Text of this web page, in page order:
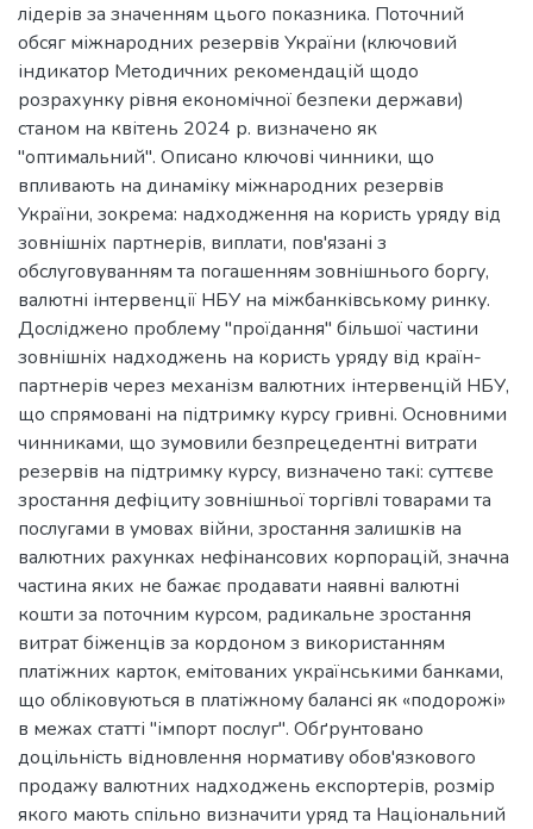
лідерів за значенням цього показника. Поточний
обсяг міжнародних резервів України (ключовий
індикатор Методичних рекомендацій щодо
розрахунку рівня економічної безпеки держави)
станом на квітень 2024 р. визначено як
"оптимальний". Описано ключові чинники, що
впливають на динаміку міжнародних резервів
України, зокрема: надходження на користь уряду від
зовнішніх партнерів, виплати, пов'язані з
обслуговуванням та погашенням зовнішнього боргу,
валютні інтервенції НБУ на міжбанківському ринку.
Досліджено проблему "проїдання" більшої частини
зовнішніх надходжень на користь уряду від країн-
партнерів через механізм валютних інтервенцій НБУ,
що спрямовані на підтримку курсу гривні. Основними
чинниками, що зумовили безпрецедентні витрати
резервів на підтримку курсу, визначено такі: суттєве
зростання дефіциту зовнішньої торгівлі товарами та
послугами в умовах війни, зростання залишків на
валютних рахунках нефінансових корпорацій, значна
частина яких не бажає продавати наявні валютні
кошти за поточним курсом, радикальне зростання
витрат біженців за кордоном з використанням
платіжних карток, емітованих українськими банками,
що обліковуються в платіжному балансі як «подорожі»
в межах статті "імпорт послуг". Обґрунтовано
доцільність відновлення нормативу обов'язкового
продажу валютних надходжень експортерів, розмір
якого мають спільно визначити уряд та Національний